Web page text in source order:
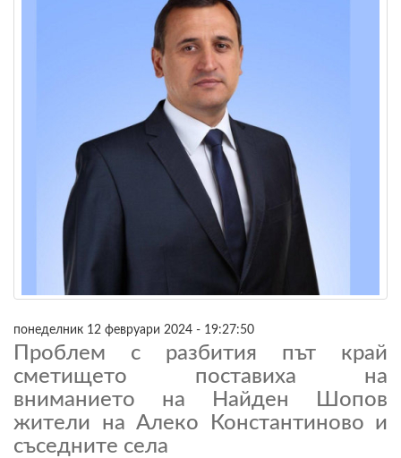
понеделник 12 февруари 2024 - 19:27:50
Проблем с разбития път край
сметището поставиха на
вниманието на Найден Шопов
жители на Алеко Константиново и
съседните села